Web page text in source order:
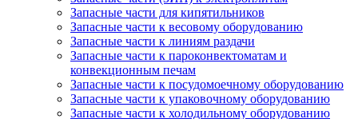
Запасные части для кипятильников
Запасные части к весовому оборудованию
Запасные части к линиям раздачи
Запасные части к пароконвектоматам и
конвекционным печам
Запасные части к посудомоечному оборудованию
Запасные части к упаковочному оборудованию
Запасные части к холодильному оборудованию